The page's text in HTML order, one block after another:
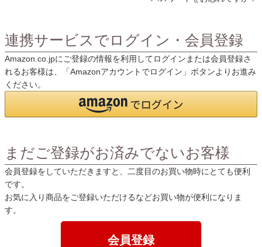
連携サービスでログイン・会員登録
Amazon.co.jpにご登録の情報を利用してログインまたは会員登録さ
れるお客様は、「Amazonアカウントでログイン」ボタンよりお進み
ください。
まだご登録がお済みでないお客様
会員登録をしていただきますと、二度目のお買い物時にとても便利
です。
お気に入り商品をご登録いただけるなどお買い物が便利になりま
す。
会員登録